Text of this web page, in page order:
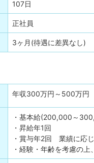
107日
正社員
3ヶ月(待遇に差異なし)
年収300万円 ～ 500万円
・基本給(200,000～
・昇給年1回
・賞与年2回 業績に応
・経験・年齢を考慮の上